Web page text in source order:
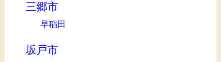
三郷市
早稲田
坂戸市